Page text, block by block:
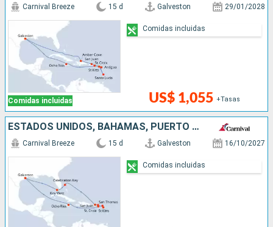
Comidas incluidas
Carnival Breeze 15 d Galveston 29/01/2028
US$ 1,055 +Tasas
Comidas incluidas
ESTADOS UNIDOS, BAHAMAS, PUERTO RICO, ANTIGUA Y BARBUDA, SAN MARTÍN, JAMAICA
Carnival Breeze 15 d Galveston 16/10/2027
Comidas incluidas